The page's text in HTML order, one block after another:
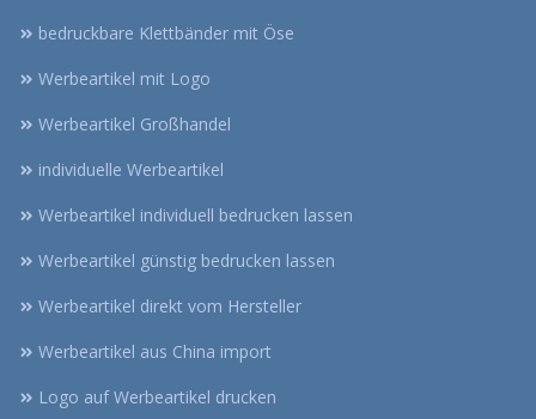
bedruckbare Klettbänder mit Öse
Werbeartikel mit Logo
Werbeartikel Großhandel
individuelle Werbeartikel
Werbeartikel individuell bedrucken lassen
Werbeartikel günstig bedrucken lassen
Werbeartikel direkt vom Hersteller
Werbeartikel aus China import
Logo auf Werbeartikel drucken